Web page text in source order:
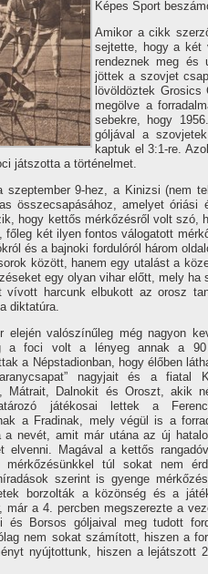
Képes Sport
Amikor a cikk
sejtette, hogy a két
rendeznek meg és
jöttek a szovjet
lövöldöztek
megölve a
sebekre, hogy
góljával a
kaptuk el 3:1-re.
játszotta a történelmet.
szeptember 9-hez, a Kinizsi (nem
összecsapásához, amelyet
hogy kettős mérkőzésről volt
főleg két ilyen fontos válogatott
és a bajnoki fordulóról három
között, hanem egy utalást a
egy olyan vihar előtt, mely
ví­vott harcunk elbukott az orosz
diktatúra.
elején valószí­nűleg még nagyon
a foci volt a lényeg annak a
a Népstadionban, hogy élőben
nagyjait és a fiatal
Mátrait, Dalnokit és Oroszt, akik
játékosai lettek a
a Fradinak, mely végül is a
a nevét, amit már utána az új
elvenni. Magával a kettős
túl sokat nem
szerint is gyenge
borzolták a közönség és a
már a 4. percben megszerezte a
és Borsos góljaival meg tudott
nem sokat számí­tott, hiszen a
nyújtottunk, hiszen a lejátszott